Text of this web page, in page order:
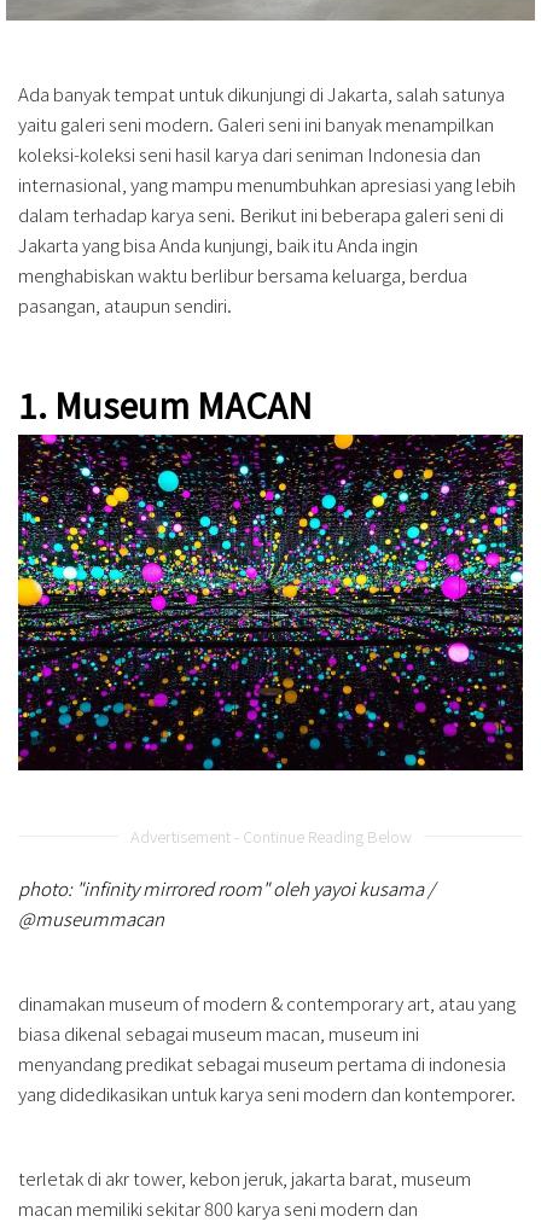
Ada banyak tempat untuk dikunjungi di Jakarta, salah satunya
yaitu galeri seni modern. Galeri seni ini banyak menampilkan
koleksi-koleksi seni hasil karya dari seniman Indonesia dan
internasional, yang mampu menumbuhkan apresiasi yang lebih
dalam terhadap karya seni. Berikut ini beberapa galeri seni di
Jakarta yang bisa Anda kunjungi, baik itu Anda ingin
menghabiskan waktu berlibur bersama keluarga, berdua
pasangan, ataupun sendiri.
1. Museum MACAN
Advertisement - Continue Reading Below
photo: "infinity mirrored room" oleh yayoi kusama /
@museummacan
dinamakan museum of modern & contemporary art, atau yang
biasa dikenal sebagai museum macan, museum ini
menyandang predikat sebagai museum pertama di indonesia
yang didedikasikan untuk karya seni modern dan kontemporer.
terletak di akr tower, kebon jeruk, jakarta barat, museum
macan memiliki sekitar 800 karya seni modern dan